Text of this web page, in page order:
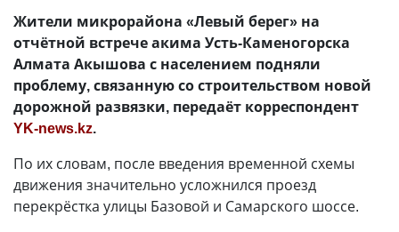
Жители микрорайона «Левый берег» на
отчётной встрече акима Усть-Каменогорска
Алмата Акышова с населением подняли
проблему, связанную со строительством новой
дорожной развязки, передаёт корреспондент
YK-news.kz.
По их словам, после введения временной схемы
движения значительно усложнился проезд
перекрёстка улицы Базовой и Самарского шоссе.